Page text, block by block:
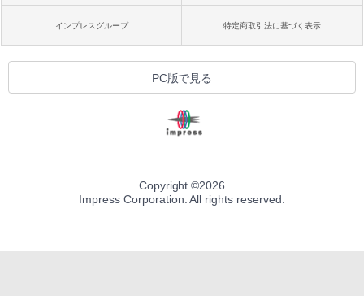
インプレスグループ 特定商取引法に基づく表示
PC版で見る
Copyright ©2026
Impress Corporation. All rights reserved.